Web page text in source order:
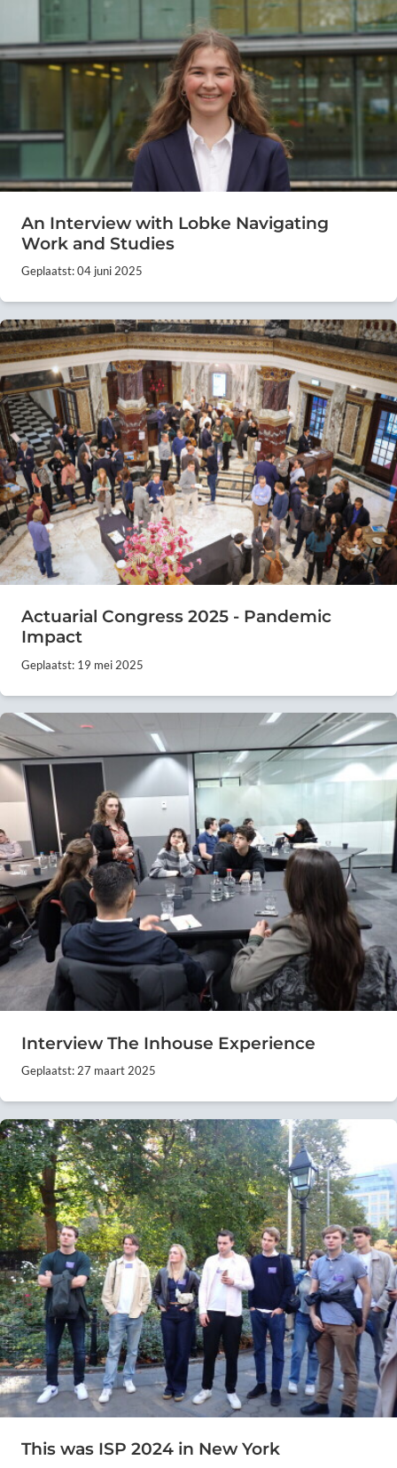
An Interview with Lobke Navigating
Work and Studies
Geplaatst: 04 juni 2025
Actuarial Congress 2025 - Pandemic
Impact
Geplaatst: 19 mei 2025
Interview The Inhouse Experience
Geplaatst: 27 maart 2025
This was ISP 2024 in New York